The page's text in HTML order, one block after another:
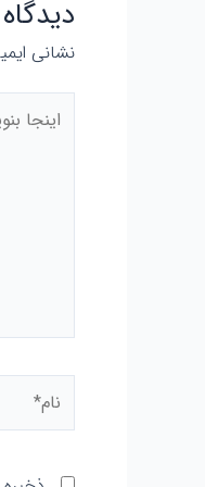
نشانی
بنویسید…